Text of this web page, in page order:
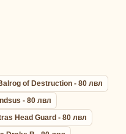
of Destruction - 80 лвл
- 80 лвл
Head Guard - 80 лвл